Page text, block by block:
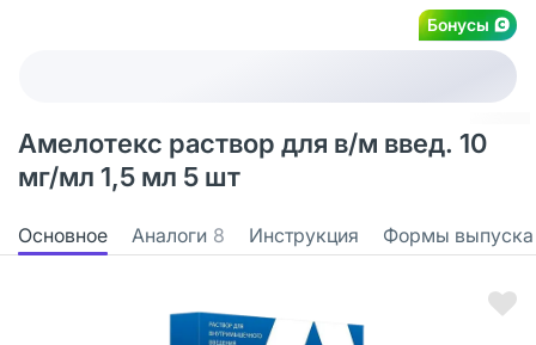
Бонусы
Амелотекс раствор для в/м введ. 10
мг/мл 1,5 мл 5 шт
Основное Аналоги 8 Инструкция Формы выпуска